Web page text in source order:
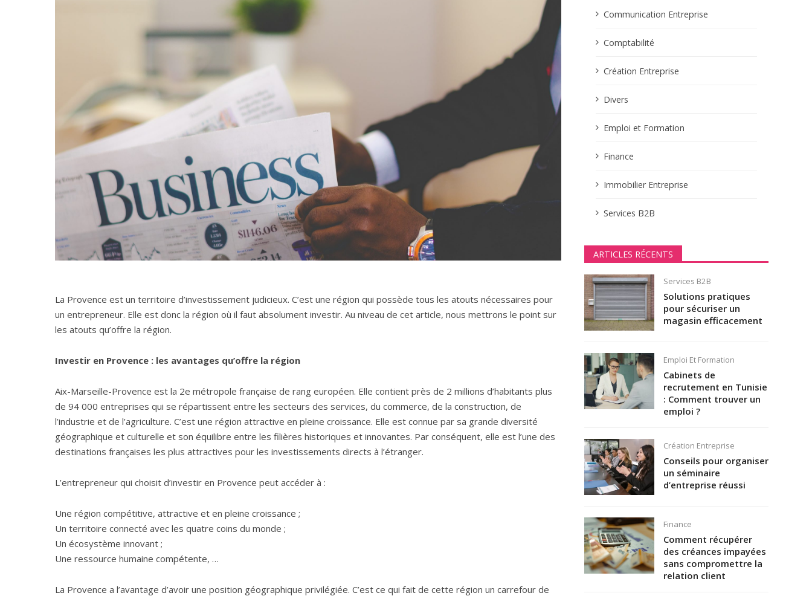
La Provence est un territoire d’investissement judicieux. C’est une région qui possède tous les atouts nécessaires pour
un entrepreneur. Elle est donc la région où il faut absolument investir. Au niveau de cet article, nous mettrons le point sur
les atouts qu’offre la région.
Investir en Provence : les avantages qu’offre la région
Aix-Marseille-Provence est la 2e métropole française de rang européen. Elle contient près de 2 millions d’habitants plus
de 94 000 entreprises qui se répartissent entre les secteurs des services, du commerce, de la construction, de
l’industrie et de l’agriculture. C’est une région attractive en pleine croissance. Elle est connue par sa grande diversité
géographique et culturelle et son équilibre entre les filières historiques et innovantes. Par conséquent, elle est l’une des
destinations françaises les plus attractives pour les investissements directs à l’étranger.
L’entrepreneur qui choisit d’investir en Provence peut accéder à :
Une région compétitive, attractive et en pleine croissance ;
Un territoire connecté avec les quatre coins du monde ;
Un écosystème innovant ;
Une ressource humaine compétente, …
La Provence a l’avantage d’avoir une position géographique privilégiée. C’est ce qui fait de cette région un carrefour de
Communication Entreprise
Comptabilité
Création Entreprise
Divers
Emploi et Formation
Finance
Immobilier Entreprise
Services B2B
ARTICLES RÉCENTS
Services B2B
Solutions pratiques
pour sécuriser un
magasin efficacement
Emploi Et Formation
Cabinets de
recrutement en Tunisie
: Comment trouver un
emploi ?
Création Entreprise
Conseils pour organiser
un séminaire
d’entreprise réussi
Finance
Comment récupérer
des créances impayées
sans compromettre la
relation client